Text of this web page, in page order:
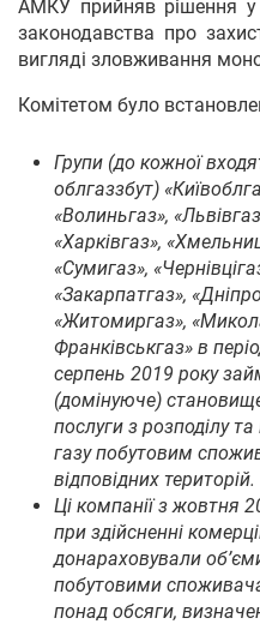
АМКУ прийняв рішення
законодавства про
вигляді зловживання
Комітетом було
Групи (до кожної
облгаззбут)
«Волиньгаз»,
«Харківгаз»,
«Сумигаз»,
«Закарпатгаз»,
«Житомиргаз»,
Франківськгаз» в
серпень 2019 року
(домінуюче)
послуги з розподілу
газу побутовим
відповідних територій.
Ці компанії з жовтня
при здійсненні
донараховували
побутовими
понад обсяги,